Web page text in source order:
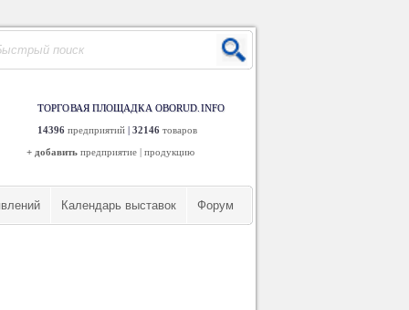
ТОРГОВАЯ ПЛОЩАДКА OBORUD.INFO
14396 предприятий | 32146 товаров
+ добавить предприятие | продукцию
Календарь выставок Форум